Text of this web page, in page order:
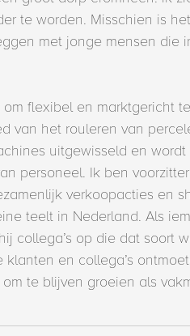
te worden. Misschien is
met jonge mensen die
flexibel en marktgericht
van het rouleren van
uitgewisseld en wordt
personeel. Ik ben
verkoopacties en
teelt in Nederland. Als
collega’s op die dat soort
en collega’s
te blijven groeien als